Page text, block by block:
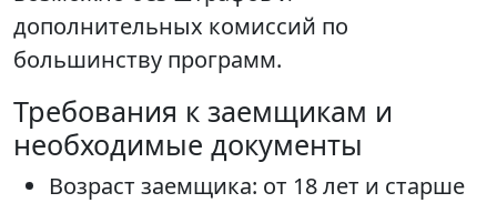
дополнительных комиссий по
большинству программ.
Требования к заемщикам и
необходимые документы
Возраст заемщика: от 18 лет и старше